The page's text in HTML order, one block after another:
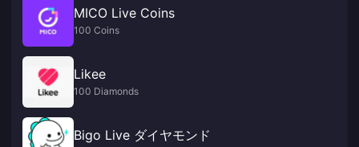
MICO Live Coins
100 Coins
Likee
100 Diamonds
Bigo Live ダイヤモンド